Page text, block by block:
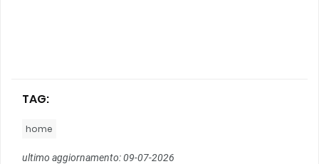
TAG:
home
ultimo aggiornamento: 09-07-2026